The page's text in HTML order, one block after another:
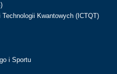
Kwantowych (ICTQT)
i Sportu